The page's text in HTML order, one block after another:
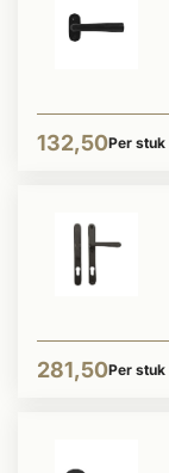
132,50Per stuk
281,50Per stuk